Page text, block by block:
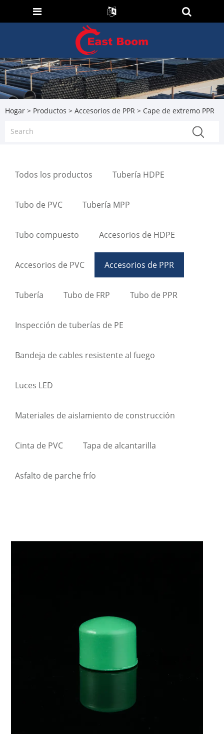
Hogar > Productos > Accesorios de PPR > Cape de extremo PPR
Todos los productos Tubería HDPE
Tubo de PVC Tubería MPP
Tubo compuesto Accesorios de HDPE
Accesorios de PVC Accesorios de PPR
Tubería Tubo de FRP Tubo de PPR
Inspección de tuberías de PE
Bandeja de cables resistente al fuego
Luces LED
Materiales de aislamiento de construcción
Cinta de PVC Tapa de alcantarilla
Asfalto de parche frío